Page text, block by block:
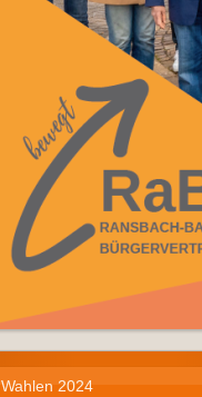
Wahlen 2024